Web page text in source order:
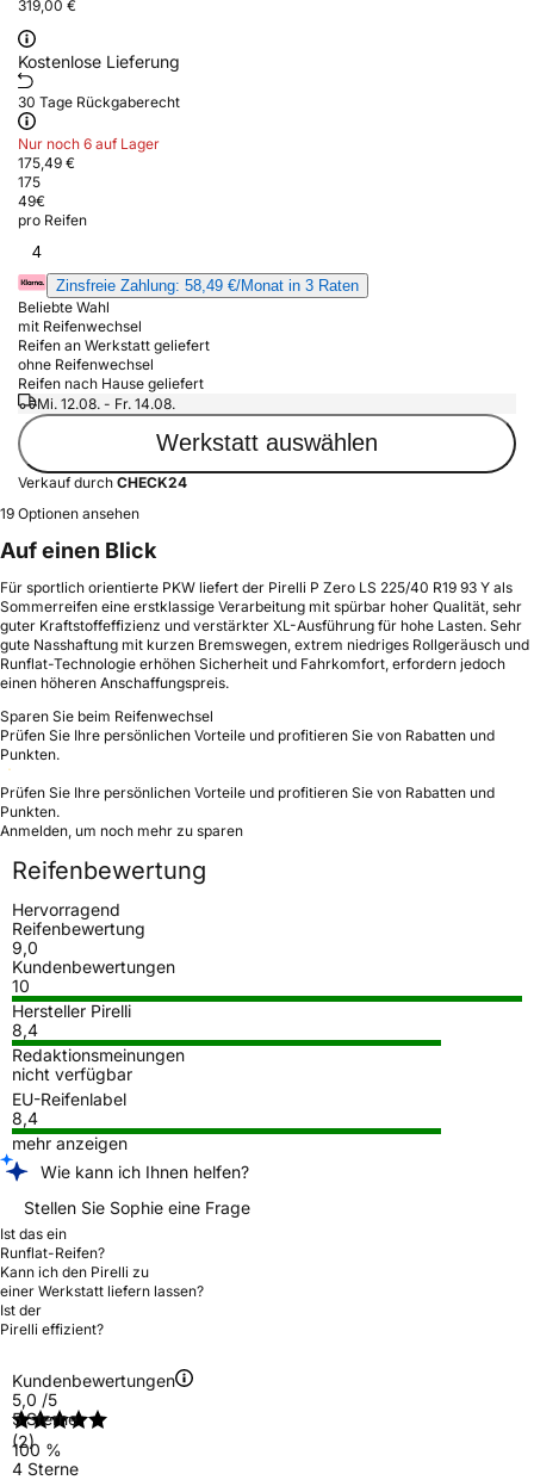
319,00 €
Kostenlose Lieferung
30 Tage Rückgaberecht
Nur noch 6 auf Lager
175,49 €
175
49€
pro Reifen
4
Zinsfreie Zahlung: 58,49 €/Monat in 3 Raten
Beliebte Wahl
mit Reifenwechsel
Reifen an Werkstatt geliefert
ohne Reifenwechsel
Reifen nach Hause geliefert
Mi. 12.08. - Fr. 14.08.
Werkstatt auswählen
Verkauf durch CHECK24
19 Optionen ansehen
Auf einen Blick
Für sportlich orientierte PKW liefert der Pirelli P Zero LS 225/40 R19 93 Y als
Sommerreifen eine erstklassige Verarbeitung mit spürbar hoher Qualität, sehr
guter Kraftstoffeffizienz und verstärkter XL-Ausführung für hohe Lasten. Sehr
gute Nasshaftung mit kurzen Bremswegen, extrem niedriges Rollgeräusch und
Runflat-Technologie erhöhen Sicherheit und Fahrkomfort, erfordern jedoch
einen höheren Anschaffungspreis.
Sparen Sie beim Reifenwechsel
Prüfen Sie Ihre persönlichen Vorteile und profitieren Sie von Rabatten und
Punkten.
Prüfen Sie Ihre persönlichen Vorteile und profitieren Sie von Rabatten und
Punkten.
Anmelden, um noch mehr zu sparen
Reifenbewertung
Hervorragend
Reifenbewertung
9,0
Kundenbewertungen
10
Hersteller Pirelli
8,4
Redaktionsmeinungen
nicht verfügbar
EU-Reifenlabel
8,4
mehr anzeigen
Wie kann ich Ihnen helfen?
Stellen Sie Sophie eine Frage
Ist das ein
Runflat-Reifen?
Kann ich den Pirelli zu
einer Werkstatt liefern lassen?
Ist der
Pirelli effizient?
Kundenbewertungen
5,0 /5
(2)
5 Sterne
100 %
4 Sterne